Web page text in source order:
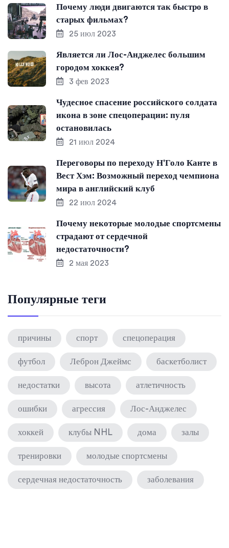
Почему люди двигаются так быстро в
старых фильмах?
25 июл 2023
Является ли Лос-Анджелес большим
городом хоккея?
3 фев 2023
Чудесное спасение российского солдата
икона в зоне спецоперации: пуля
остановилась
21 июл 2024
Переговоры по переходу Н'Голо Канте в
Вест Хэм: Возможный переход чемпиона
мира в английский клуб
22 июл 2024
Почему некоторые молодые спортсмены
страдают от сердечной
недостаточности?
2 мая 2023
Популярные теги
причины спорт спецоперация
футбол Леброн Джеймс баскетболист
недостатки высота атлетичность
ошибки агрессия Лос-Анджелес
хоккей клубы NHL дома залы
тренировки молодые спортсмены
сердечная недостаточность заболевания